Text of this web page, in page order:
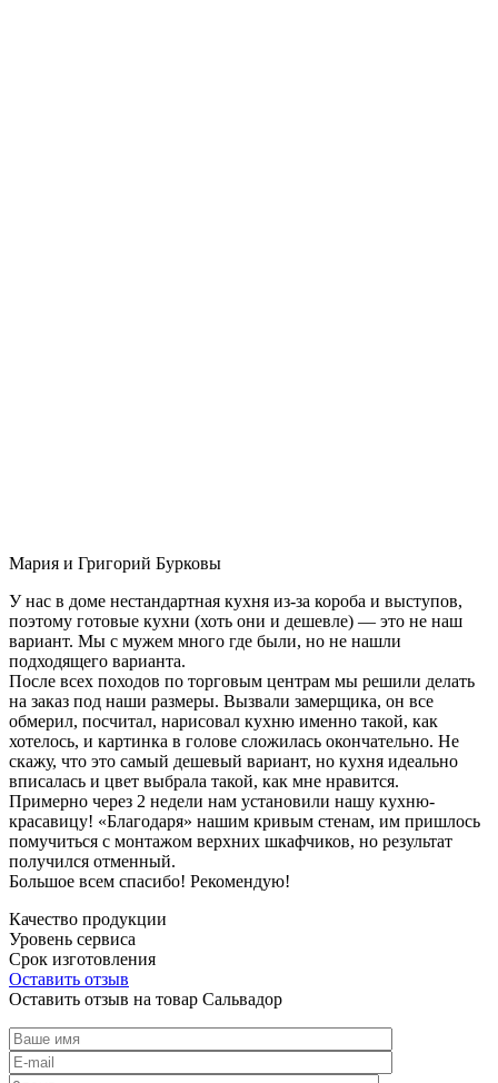
Мария и Григорий Бурковы
У нас в доме нестандартная кухня из-за короба и выступов,
поэтому готовые кухни (хоть они и дешевле) — это не наш
вариант. Мы с мужем много где были, но не нашли
подходящего варианта.
После всех походов по торговым центрам мы решили делать
на заказ под наши размеры. Вызвали замерщика, он все
обмерил, посчитал, нарисовал кухню именно такой, как
хотелось, и картинка в голове сложилась окончательно. Не
скажу, что это самый дешевый вариант, но кухня идеально
вписалась и цвет выбрала такой, как мне нравится.
Примерно через 2 недели нам установили нашу кухню-
красавицу! «Благодаря» нашим кривым стенам, им пришлось
помучиться с монтажом верхних шкафчиков, но результат
получился отменный.
Большое всем спасибо! Рекомендую!
Качество продукции
Уровень сервиса
Срок изготовления
Оставить отзыв
Оставить отзыв на товар Сальвадор